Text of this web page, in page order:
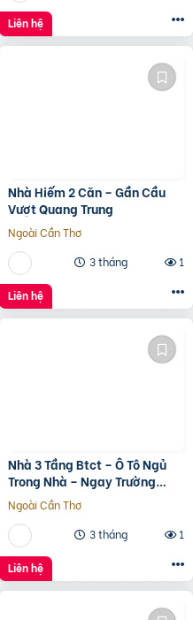
Liên hệ
Nhà Hiếm 2 Căn – Gần Cầu
Vượt Quang Trung
Ngoài Cần Thơ
3 tháng
1
Liên hệ
Nhà 3 Tầng Btct – Ô Tô Ngủ
Trong Nhà – Ngay Trường
Chinh
Ngoài Cần Thơ
3 tháng
1
Liên hệ